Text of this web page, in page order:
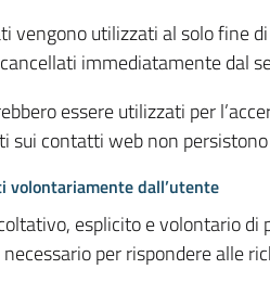
vengono utilizzati al solo fine
immediatamente dal
essere utilizzati per
sui contatti web non
volontariamente dall’utente
esplicito e volontario
per rispondere alle